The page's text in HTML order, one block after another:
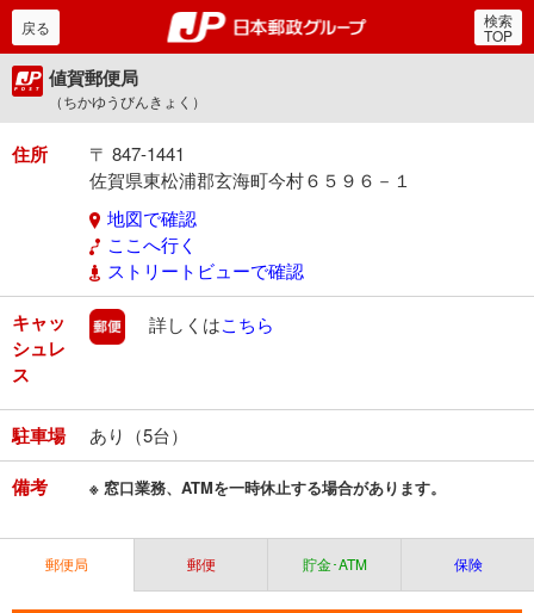
郵便局・日本郵政グルー
戻る 検索
TOP
値賀郵便局
（ちかゆうびんきょく）
住所
〒 847-1441
佐賀県東松浦郡玄海町今村６５９６－１
地図で確認
ここへ行く
ストリートビューで確認
キャッ
シュレ
ス
郵便
詳しくはこちら
駐車場 あり（5台）
備考 ※ 窓口業務、ATMを一時休止する場合があります。
郵便局 郵便 貯金･ATM 保険